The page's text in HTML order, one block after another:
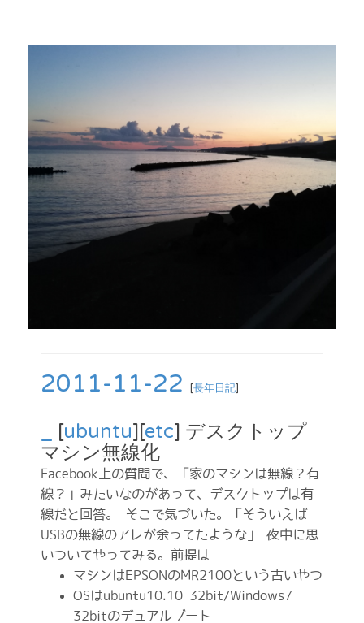
2011-11-22 [長年日記]
[ubuntu][etc] デスクトップ
マシン無線化
Facebook上の質問で、「家のマシンは無線？有
線？」みたいなのがあって、デスクトップは有
線だと回答。 そこで気づいた。「そういえば
USBの無線のアレが余ってたような」 夜中に思
いついてやってみる。前提は
マシンはEPSONのMR2100という古いやつ
OSはubuntu10.10 32bit/Windows7
32bitのデュアルブート